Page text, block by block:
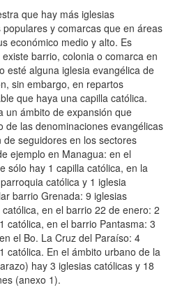
que hay más iglesias
y comarcas que en áreas
económico medio y alto. Es
barrio, colonia o comarca en
esté alguna iglesia evangélica de
sin embargo, en repartos
que haya una capilla católica.
un ámbito de expansión que
de las denominaciones evangélicas
seguidores en los sectores
ejemplo en Managua: en el
sólo hay 1 capilla católica, en la
católica y 1 iglesia
barrio Grenada: 9 iglesias
en el barrio 22 de enero: 2
católica, en el barrio Pantasma: 3
el Bo. La Cruz del Paraíso: 4
católica. En el ámbito urbano de la
hay 3 iglesias católicas y 18
(anexo 1).